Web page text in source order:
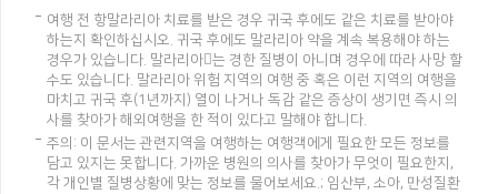
여행 전 항말라리아 치료를 받은 경우 귀국 후에도 같은 치료를 받아야
하는지 확인하십시오. 귀국 후에도 말라리아 약을 계속 복용해야 하는
경우가 있습니다. 말라리아는 경한 질병이 아니며 경우에 따라 사망 할
수도 있습니다. 말라리아 위험 지역의 여행 중 혹은 이런 지역의 여행을
마치고 귀국 후(1년까지) 열이 나거나 독감 같은 증상이 생기면 즉시 의
사를 찾아가 해외여행을 한 적이 있다고 말해야 합니다.
주의: 이 문서는 관련지역을 여행하는 여행객에게 필요한 모든 정보를
담고 있지는 못합니다. 가까운 병원의 의사를 찾아가 무엇이 필요한지,
각 개인별 질병상황에 맞는 정보를 물어보세요.; 임산부, 소아, 만성질환